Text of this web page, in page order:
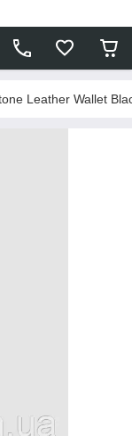
Leather Wallet